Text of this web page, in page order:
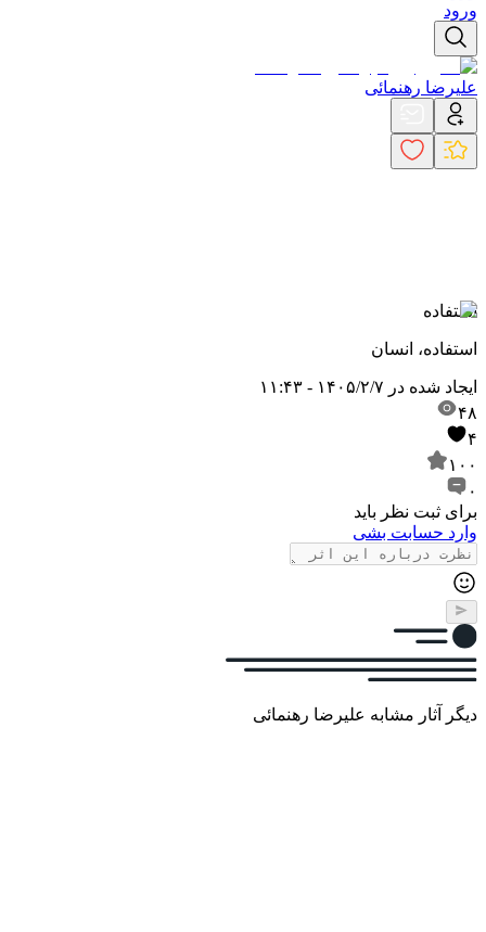
ورود
علیرضا رهنمائی
استفاده
استفاده، انسان
ایجاد شده در ۱۴۰۵/۲/۷ - ۱۱:۴۳
۴۸
۴
۱۰۰
۰
برای ثبت نظر باید
وارد حسابت بشی
دیگر آثار مشابه علیرضا رهنمائی